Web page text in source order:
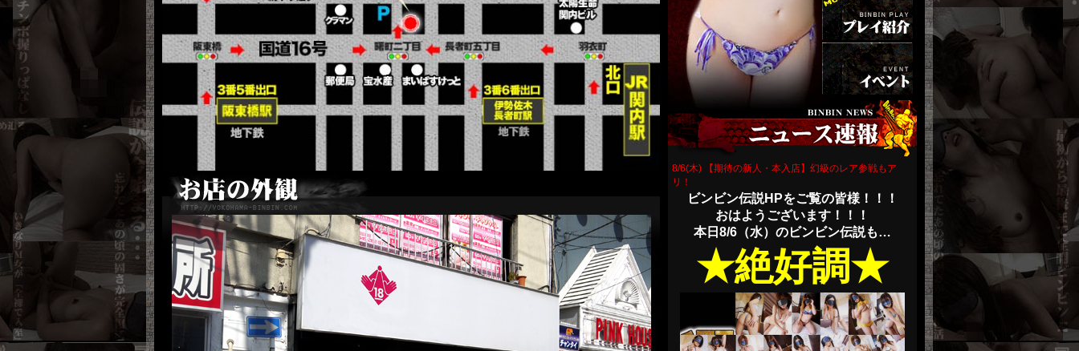
8/6(木) 【期待の新人・本入店】幻級のレア参戦もア
リ！
ビンビン伝説HPをご覧の皆様！！！
おはようございます！！！
本日8/6（水）のビンビン伝説も…
★絶好調★